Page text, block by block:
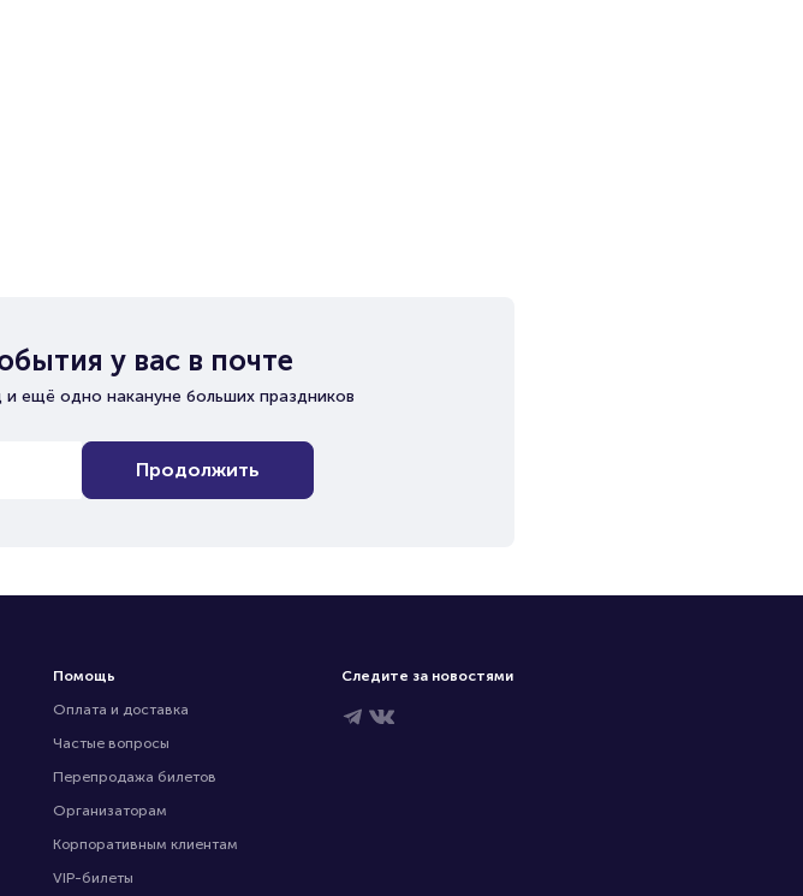
у вас в почте
ещё одно накануне больших праздников
Продолжить
Помощь
Оплата и доставка
Частые вопросы
Перепродажа билетов
Организаторам
Корпоративным клиентам
VIP-билеты
Следите за новостями